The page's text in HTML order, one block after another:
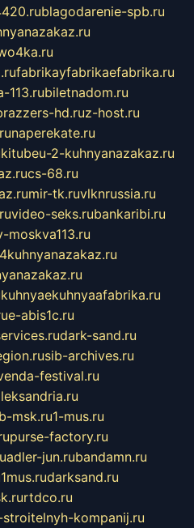
blagodarenie-spb.ru
fabrikayfabrikaefabrika.ru
113.rubiletnadom.ru
hd.ruz-host.ru
naperekate.ru
kitubeu-2-kuhnyanazakaz.ru
cs-68.ru
mir-tk.ruvlknrussia.ru
video-seks.rubankaribi.ru
kuhnyaekuhnyaafabrika.ru
e-abis1c.ru
dark-sand.ru
sib-archives.ru
festival.ru
msk.ru1-mus.ru
purse-factory.ru
adler-jun.rubandamn.ru
1mus.rudarksand.ru
rtdco.ru
kompanij.ru